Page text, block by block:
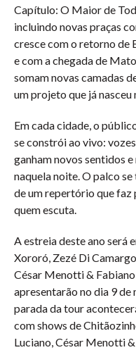
Capítulo: O Maior de
incluindo novas praças
cresce com o retorno de
e com a chegada de
somam novas camadas
um projeto que já
Em cada cidade, o
se constrói ao vivo:
ganham novos sentidos
naquela noite. O palco
de um repertório que faz
quem escuta.
A estreia deste ano será
Xororó, Zezé Di
César Menotti &
apresentarão no dia 9 de
parada da tour
com shows de
Luciano, César Menotti